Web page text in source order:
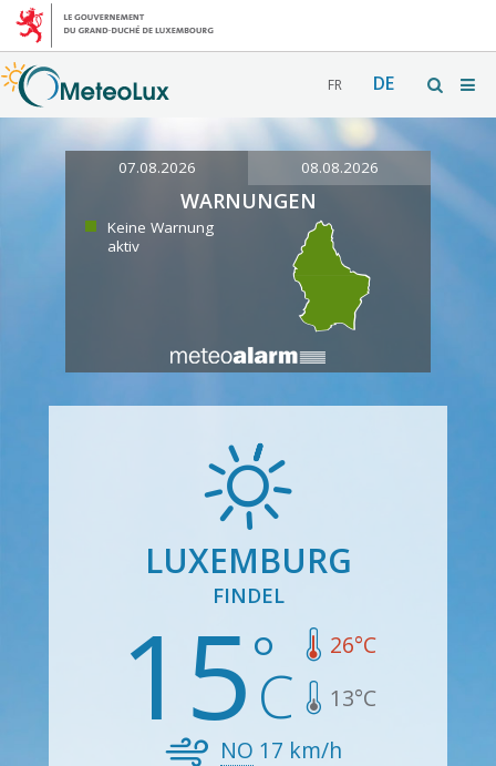
FR DE
07.08.2026 08.08.2026
WARNUNGEN
Keine Warnung
aktiv
LUXEMBURG
FINDEL
15 26°C
13°C
NO 17 km/h